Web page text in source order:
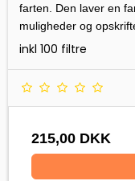
farten. Den laver en
muligheder og
inkl 100 filtre
215,00 DKK